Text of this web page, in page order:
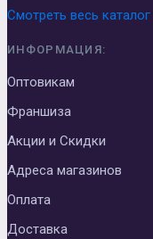
Смотреть весь каталог
ИНФОРМАЦИЯ:
Оптовикам
Франшиза
Акции и Скидки
Адреса магазинов
Оплата
Доставка